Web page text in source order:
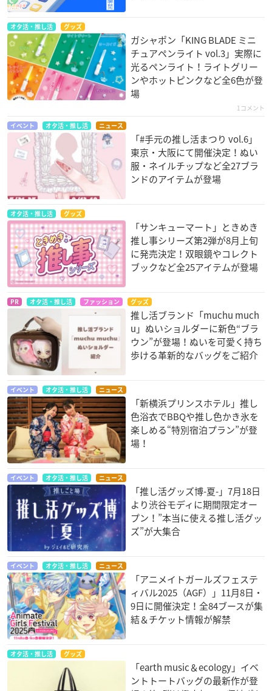
オタ活・推し活 グッズ
ガシャポン「KING BLADE ミニ
チュアペンライト vol.3」実際に
光るペンライト！ライトグリー
ンやホットピンクなど全6色が登
場
1コメント
イベント オタ活・推し活 ニュース
「#手元の推し活まつり vol.6」
東京・大阪にて開催決定！ぬい
服・ネイルチップなど全27ブラ
ンドのアイテムが登場
オタ活・推し活 グッズ
「サンキューマート」ときめき
推し事シリーズ第2弾が8月上旬
に発売決定！双眼鏡やコレクト
ブックなど全25アイテムが登場
PR オタ活・推し活 ファッション グッズ
推し活ブランド「muchu much
u」ぬいショルダーに新色“ブラ
ウン”が登場！ぬいを可愛く持ち
歩ける革新的なバッグをご紹介
イベント オタ活・推し活 ニュース
「新横浜プリンスホテル」推し
色浴衣でBBQや推し色かき氷を
楽しめる“特別宿泊プラン”が登
場！
イベント オタ活・推し活 ニュース
「推し活グッズ博-夏-」7月18日
より渋谷モディに期間限定オー
プン！”本当に使える推し活グッ
ズ”が大集合
イベント オタ活・推し活 ニュース
「アニメイトガールズフェステ
ィバル2025（AGF）」11月8日・
9日に開催決定！全84ブースが集
結＆チケット情報が解禁
オタ活・推し活 グッズ
「earth music＆ecology」イベ
ントトートバッグの最新作が登